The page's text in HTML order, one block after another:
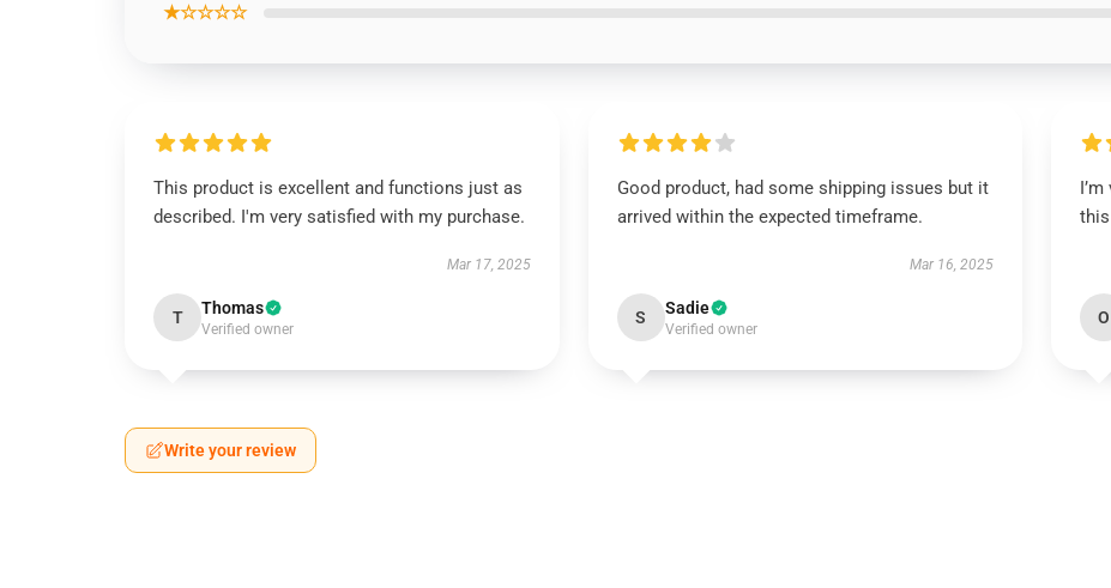
★☆☆☆☆
This product is excellent and functions just as
described. I'm very satisfied with my purchase.
Mar 17, 2025
T Thomas
Verified owner
Good product, had some shipping issues but it
arrived within the expected timeframe.
Mar 16, 2025
S Sadie
Verified owner
O
Write your review